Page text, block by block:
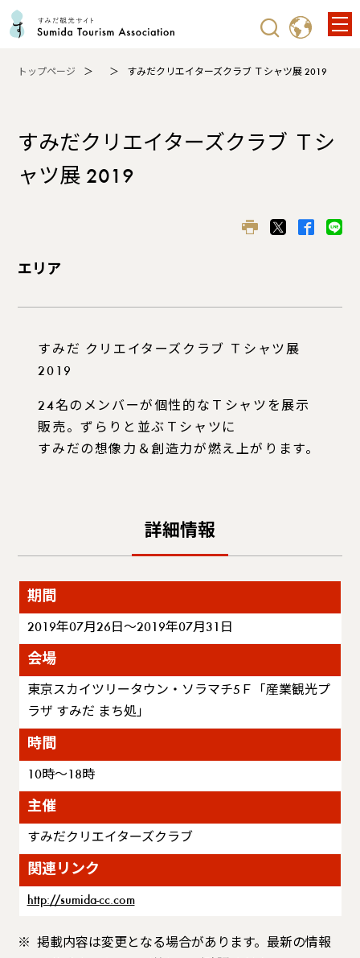
トップページ すみだクリエイターズクラブ Ｔシャツ展 2019
すみだクリエイターズクラブ Ｔシ
ャツ展 2019
エリア
すみだ クリエイターズクラブ Ｔシャツ展
2019
24名のメンバーが個性的なＴシャツを展示
販売。ずらりと並ぶＴシャツに
すみだの想像力＆創造力が燃え上がります。
詳細情報
期間
2019年07月26日～2019年07月31日
会場
東京スカイツリータウン・ソラマチ5Ｆ「産業観光プ
ラザ すみだ まち処」
時間
10時～18時
主催
すみだクリエイターズクラブ
関連リンク
http://sumida-cc.com
掲載内容は変更となる場合があります。最新の情報